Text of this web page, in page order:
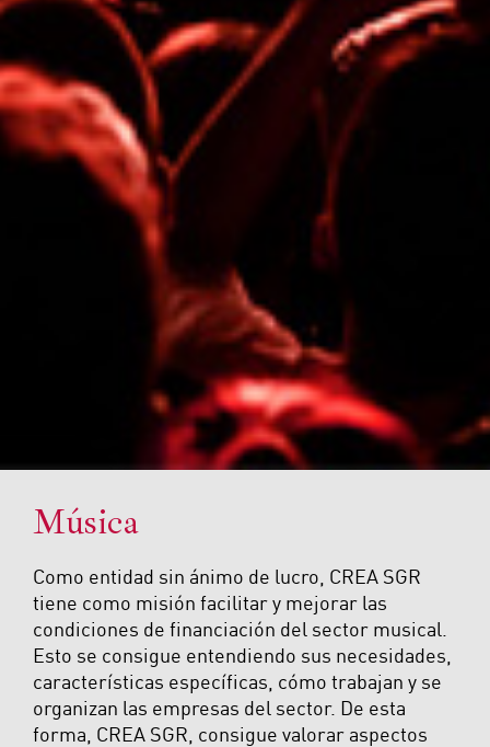
Música
Como entidad sin ánimo de lucro, CREA SGR
tiene como misión facilitar y mejorar las
condiciones de financiación del sector musical.
Esto se consigue entendiendo sus necesidades,
características específicas, cómo trabajan y se
organizan las empresas del sector. De esta
forma, CREA SGR, consigue valorar aspectos